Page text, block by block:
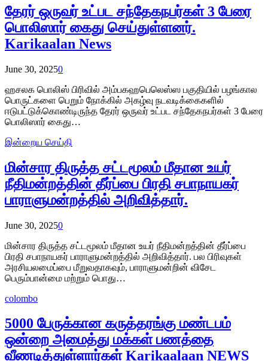
தேரர் ஒருவர் உட்பட சந்தேகநபர்கள் 3 பேரை
பொலிஸார் கைது செய்துள்ளனர்.
Karikaalan News
June 30, 20250
ஹசலக பொலிஸ் பிரிவில் அம்பகஹபெலெஸ்ஸ பகுதியில் பழங்கால
பொருட்களை பெறும் நோக்கில் அகழ்வு நடவடிக்கைகளில்
ஈடுபட்டுக்கொண்டிருந்த தேரர் ஒருவர் உட்பட சந்தேகநபர்கள் 3 பேரை
பொலிஸார் கைது…
இன்றைய செய்தி
மின்சார திருத்த சட்டமூலம் மீதான உயர்
நீதிமன்றத்தின் தீர்ப்பை பிரதி சபாநாயகர்
பாராளுமன்றத்தில் அறிவித்தார்.
June 30, 20250
மின்சார திருத்த சட்டமூலம் மீதான உயர் நீதிமன்றத்தின் தீர்ப்பை
பிரதி சபாநாயகர் பாராளுமன்றத்தில் அறிவித்தார். பல பிரிவுகள்
அரசியலமைப்பை மீறுவதாகவும், பாராளுமன்றின் விசேட
பெரும்பான்மை மற்றும் பொது…
colombo
5000 பேருக்கான கருத்தரங்கு மண்டபம்
ஒன்றை அமைத்து மக்கள் பணத்தை
வீணடித்துள்ளார்கள் Karikaalaan NEWS